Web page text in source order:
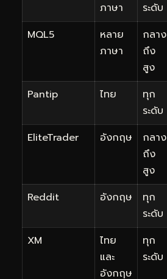
ภาษา
ระดับ
MQL5
หลาย
ภาษา
กลาง
ถึง
สูง
Pantip ไทย
ทุก
ระดับ
EliteTrader
อังกฤษ
กลาง
ถึง
สูง
Reddit อังกฤษ
ทุก
ระดับ
XM
ไทย
และ
อังกฤษ
ทุก
ระดับ